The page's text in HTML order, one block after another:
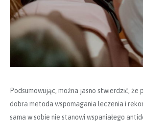
Podsumowując, można jasno stwierdzić, że
dobra metoda wspomagania leczenia i
sama w sobie nie stanowi wspaniałego